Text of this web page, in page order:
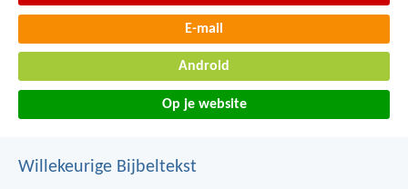
E-mail
Android
Op je website
Willekeurige Bijbeltekst